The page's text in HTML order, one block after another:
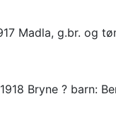
Madla, g.br. og
Bryne ? barn: